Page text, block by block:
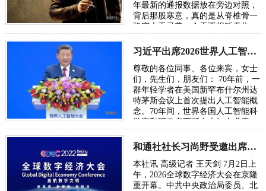
年最新的通报数据放在旁边对照，
背后那股寒意，真的是从脊椎骨一
路窜上天灵盖。今天不想贩卖焦
算清楚。因为…
习近平出席2026世界人工智能大会呼吁携手构建公正合理的全球人工智能治理体系
尊敬的各位同事、各位来宾，女士
们，先生们，朋友们： 70年前，一
群年轻学者在美国新罕布什尔州达
特茅斯会议上首次提出人工智能概
念。70年间，世界各国人工智能科
学家和研发者不断在未知中求索、
年后，…
和通社社长习尚野受邀出席2026年全球数字经济大会
本社讯 高级记者 王天剑 7月2日上
午，2026全球数字经济大会在京隆
重开幕。中共中央政治局委员、北